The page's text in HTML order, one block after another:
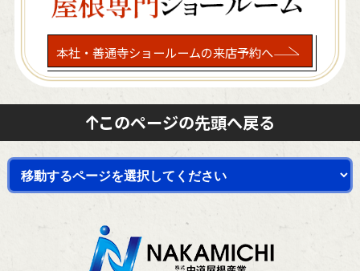
本社・善通寺ショールームの来店予約へ
このページの先頭へ戻る